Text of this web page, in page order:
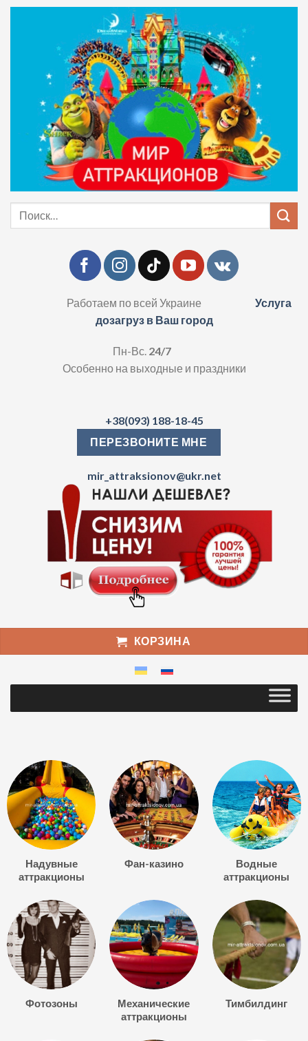
Skip
Искать:
Работаем по всей Украине
Услуга
дозагруз в Ваш город
Пн-Вс. 24/7
Особенно на выходные и праздники
+38(093) 188-18-45
ПЕРЕЗВОНИТЕ МНЕ
mir_attraksionov@ukr.net
КОРЗИНА
Надувные
аттракционы
Фан-казино
Водные
аттракционы
Фотозоны
Механические
аттракционы
Тимбилдинг